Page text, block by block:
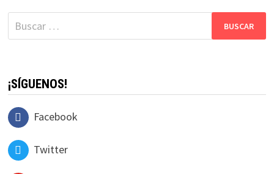
Buscar:
¡SÍGUENOS!
Facebook
Twitter